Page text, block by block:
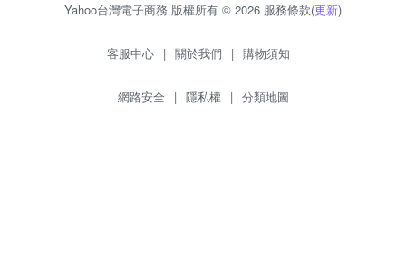
Yahoo台灣電子商務 版權所有 © 2026 服務條款(更新)
客服中心 | 關於我們 | 購物須知
網路安全 | 隱私權 | 分類地圖